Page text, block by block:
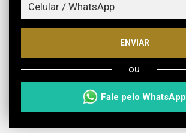
ENVIAR
ou
Fale pelo WhatsApp